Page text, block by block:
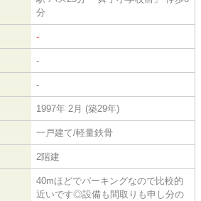
分
-
-
-
1997年 2月 (築29年)
一戸建て/軽量鉄骨
2階建
40mほどでパーキングなので比較的
近いです◎設備も間取りも申し分の